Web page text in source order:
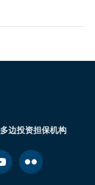
多边投资担保机构